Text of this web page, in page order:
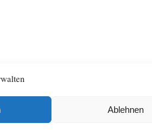
Ablehnen
Impressum